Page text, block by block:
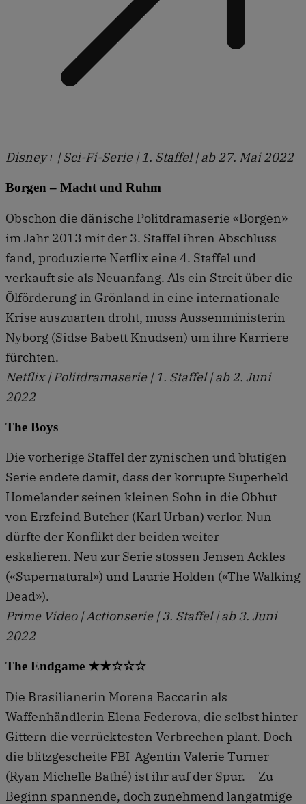
Disney+ | Sci-Fi-Serie | 1. Staffel | ab 27. Mai 2022
Borgen – Macht und Ruhm
Obschon die dänische Politdramaserie «Borgen»
im Jahr 2013 mit der 3. Staffel ihren Abschluss
fand, produzierte Netflix eine 4. Staffel und
verkauft sie als Neuanfang. Als ein Streit über die
Ölförderung in Grönland in eine internationale
Krise auszuarten droht, muss Aussenministerin
Nyborg (Sidse Babett Knudsen) um ihre Karriere
fürchten.
Netflix | Politdramaserie | 1. Staffel | ab 2. Juni
2022
The Boys
Die vorherige Staffel der zynischen und blutigen
Serie endete damit, dass der korrupte Superheld
Homelander seinen kleinen Sohn in die Obhut
von Erzfeind Butcher (Karl Urban) verlor. Nun
dürfte der Konflikt der beiden weiter
eskalieren. Neu zur Serie stossen Jensen Ackles
(«Supernatural») und Laurie Holden («The Walking
Dead»).
Prime Video | Actionserie | 3. Staffel | ab 3. Juni
2022
The Endgame ★★☆☆☆
Die Brasilianerin Morena Baccarin als
Waffenhändlerin Elena Federova, die selbst hinter
Gittern die verrücktesten Verbrechen plant. Doch
die blitzgescheite FBI-Agentin Valerie Turner
(Ryan Michelle Bathé) ist ihr auf der Spur. – Zu
Beginn spannende, doch zunehmend langatmige